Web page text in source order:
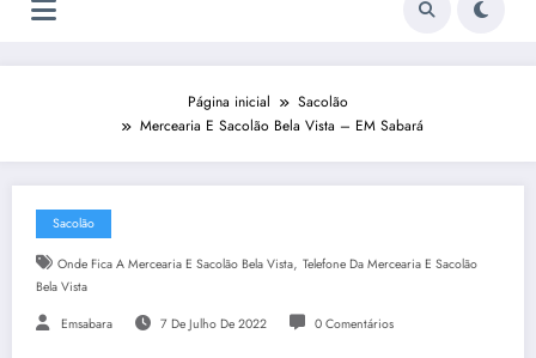
Página inicial
Sacolão
Mercearia E Sacolão Bela Vista – EM Sabará
Sacolão
Onde Fica A Mercearia E Sacolão Bela Vista, Telefone Da Mercearia E Sacolão
Bela Vista
Emsabara 7 De Julho De 2022 0 Comentários